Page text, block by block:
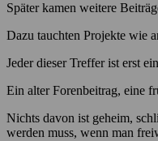
Später kamen weitere
Dazu tauchten Projekte wie
Jeder dieser Treffer ist erst
Ein alter Forenbeitrag, eine
Nichts davon ist geheim,
werden muss, wenn man